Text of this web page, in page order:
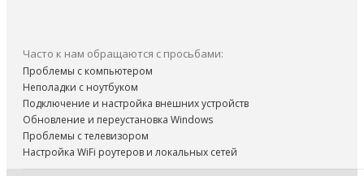
Часто к нам обращаются с просьбами:
Проблемы с компьютером
Неполадки с ноутбуком
Подключение и настройка внешних устройств
Обновление и переустановка Windows
Проблемы с телевизором
Настройка WiFi роутеров и локальных сетей